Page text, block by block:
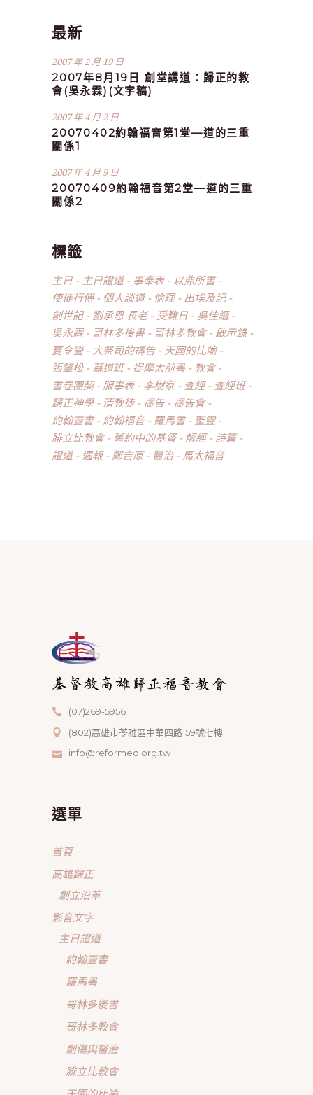
最新
2007 年 2 月 19 日
2007年8月19日 創堂講道：歸正的教
會(吳永霖)(文字稿)
2007 年 4 月 2 日
20070402約翰福音第1堂—道的三重
關係1
2007 年 4 月 9 日
20070409約翰福音第2堂—道的三重
關係2
標籤
主日 主日證道 事奉表
以弗所書
使徒行傳
個人談道 倫理
出埃及記
創世記
劉承恩 長老 受難日
吳佳縉
吳永霖
哥林多後書 哥林多教會
啟示錄
夏令營
大祭司的禱告
天國的比喻
張肇松
慕道班 提摩太前書
教會
書卷團契
服事表 李樹家 查經
查經班
歸正神學
清教徒 禱告
禱告會
約翰壹書
約翰福音 羅馬書
聖靈
腓立比教會
舊約中的基督 解經
詩篇
證道
週報 鄭吉原 醫治 馬太福音
(07)269-5956
(802)高雄市苓雅區中華四路159號七樓
info@reformed.org.tw
選單
首頁
高雄歸正
創立沿革
影音文字
主日證道
約翰壹書
羅馬書
哥林多後書
哥林多教會
創傷與醫治
腓立比教會